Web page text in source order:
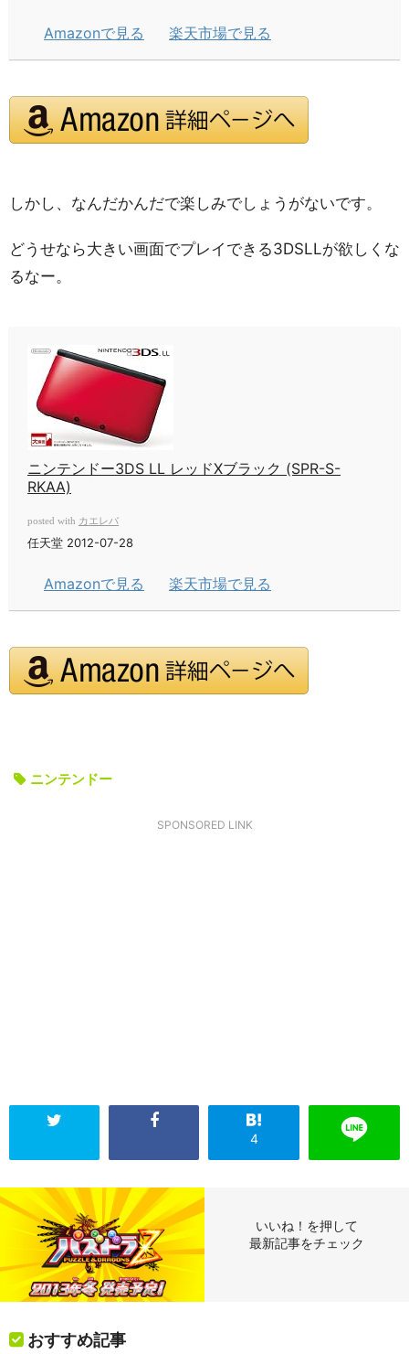
Amazonで見る 楽天市場で見る
しかし、なんだかんだで楽しみでしょうがないです。
どうせなら大きい画面でプレイできる3DSLLが欲しくな
るなー。
ニンテンドー3DS LL レッドXブラック (SPR-S-
RKAA)
posted with カエレバ
任天堂 2012-07-28
Amazonで見る 楽天市場で見る
ニンテンドー
SPONSORED LINK
4
いいね！を押して
最新記事をチェック
おすすめ記事